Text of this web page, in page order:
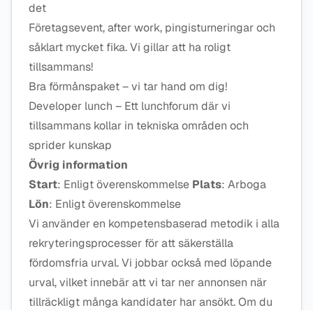
det
Företagsevent, after work, pingisturneringar och
såklart mycket fika. Vi gillar att ha roligt
tillsammans!
Bra förmånspaket – vi tar hand om dig!
Developer lunch – Ett lunchforum där vi
tillsammans kollar in tekniska områden och
sprider kunskap
Övrig information
Start: Enligt överenskommelse Plats: Arboga
Lön: Enligt överenskommelse
Vi använder en kompetensbaserad metodik i alla
rekryteringsprocesser för att säkerställa
fördomsfria urval. Vi jobbar också med löpande
urval, vilket innebär att vi tar ner annonsen när
tillräckligt många kandidater har ansökt. Om du